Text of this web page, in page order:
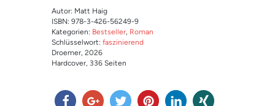
Autor: Matt Haig
ISBN: 978-3-426-56249-9
Kategorien: Bestseller, Roman
Schlüsselwort: faszinierend
Droemer, 2026
Hardcover, 336 Seiten